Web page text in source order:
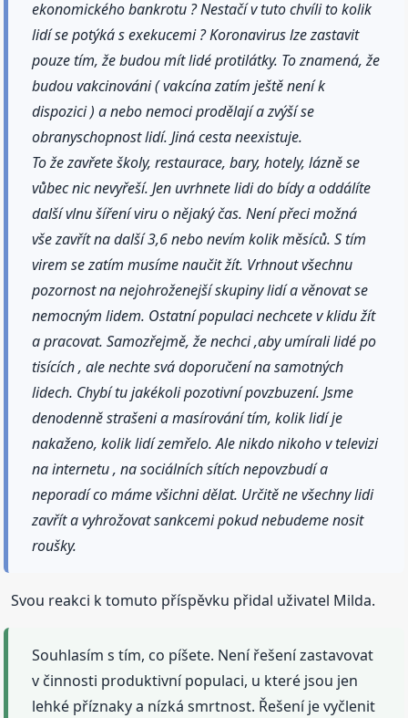
ekonomického bankrotu ? Nestačí v tuto chvíli to kolik
lidí se potýká s exekucemi ? Koronavirus lze zastavit
pouze tím, že budou mít lidé protilátky. To znamená, že
budou vakcinováni ( vakcína zatím ještě není k
dispozici ) a nebo nemoci prodělají a zvýší se
obranyschopnost lidí. Jiná cesta neexistuje.
To že zavřete školy, restaurace, bary, hotely, lázně se
vůbec nic nevyřeší. Jen uvrhnete lidi do bídy a oddálíte
další vlnu šíření viru o nějaký čas. Není přeci možná
vše zavřít na další 3,6 nebo nevím kolik měsíců. S tím
virem se zatím musíme naučit žít. Vrhnout všechnu
pozornost na nejohroženejší skupiny lidí a věnovat se
nemocným lidem. Ostatní populaci nechcete v klidu žít
a pracovat. Samozřejmě, že nechci ,aby umírali lidé po
tisících , ale nechte svá doporučení na samotných
lidech. Chybí tu jakékoli pozotivní povzbuzení. Jsme
denodenně strašeni a masírování tím, kolik lidí je
nakaženo, kolik lidí zemřelo. Ale nikdo nikoho v televizi
na internetu , na sociálních sítích nepovzbudí a
neporadí co máme všichni dělat. Určitě ne všechny lidi
zavřít a vyhrožovat sankcemi pokud nebudeme nosit
roušky.
Svou reakci k tomuto příspěvku přidal uživatel Milda.
Souhlasím s tím, co píšete. Není řešení zastavovat
v činnosti produktivní populaci, u které jsou jen
lehké příznaky a nízká smrtnost. Řešení je vyčlenit